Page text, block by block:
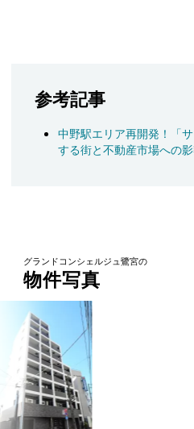
参考記事
中野駅エリア再開発！「
する街と不動産市場への
グランドコンシェルジュ鷺宮の
物件写真